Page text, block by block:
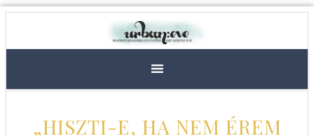
„HISZTI-E, HA NEM ÉREM